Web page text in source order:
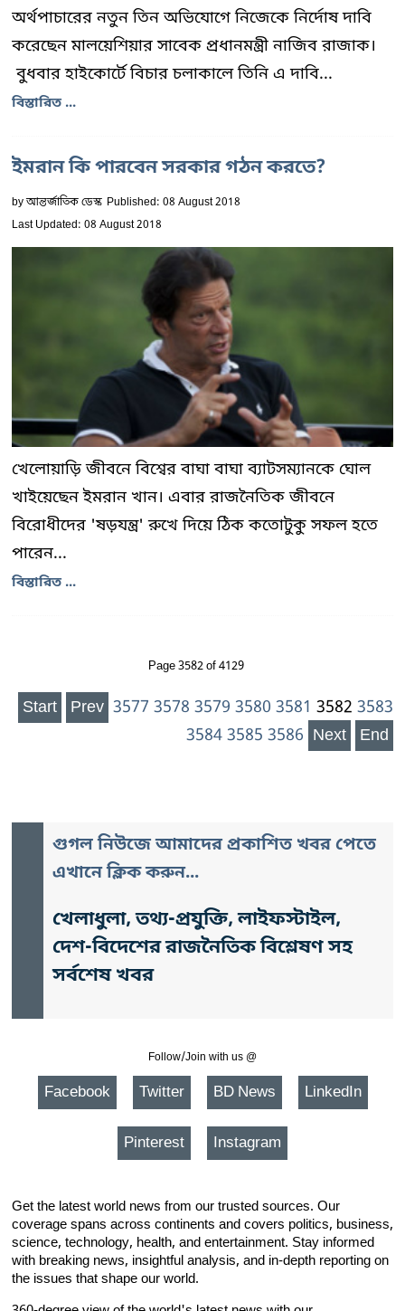
অর্থপাচারের নতুন তিন অভিযোগে নিজেকে নির্দোষ দাবি
করেছেন মালয়েশিয়ার সাবেক প্রধানমন্ত্রী নাজিব রাজাক।
বুধবার হাইকোর্টে বিচার চলাকালে তিনি এ দাবি...
বিস্তারিত ...
ইমরান কি পারবেন সরকার গঠন করতে?
byআন্তর্জাতিক ডেস্ক Published: 08 August 2018
Last Updated: 08 August 2018
খেলোয়াড়ি জীবনে বিশ্বের বাঘা বাঘা ব্যাটসম্যানকে ঘোল
খাইয়েছেন ইমরান খান। এবার রাজনৈতিক জীবনে
বিরোধীদের 'ষড়যন্ত্র' রুখে দিয়ে ঠিক কতোটুকু সফল হতে
পারেন...
বিস্তারিত ...
Page 3582 of 4129
Start Prev 3577 3578 3579 3580 3581 3582 3583
3584 3585 3586 Next End
গুগল নিউজে আমাদের প্রকাশিত খবর পেতে
এখানে ক্লিক করুন...
খেলাধুলা, তথ্য-প্রযুক্তি, লাইফস্টাইল,
দেশ-বিদেশের রাজনৈতিক বিশ্লেষণ সহ
সর্বশেষ খবর
Follow/Join with us @
Facebook Twitter BD News LinkedIn
Pinterest Instagram
Get the latest world news from our trusted sources. Our
coverage spans across continents and covers politics, business,
science, technology, health, and entertainment. Stay informed
with breaking news, insightful analysis, and in-depth reporting on
the issues that shape our world.